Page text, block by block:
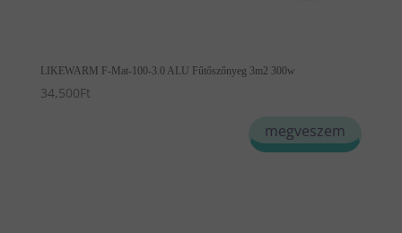
LIKEWARM F-Mat-100-3.0 ALU Fűtőszőnyeg 3m2 300w
34,500Ft
megveszem